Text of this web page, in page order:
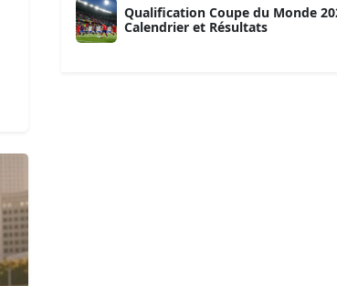
Qualification Coupe du Monde
Calendrier et Résultats